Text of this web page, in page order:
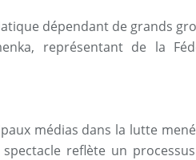
dépendant de grands
représentant de la
médias dans la lutte
reflète un